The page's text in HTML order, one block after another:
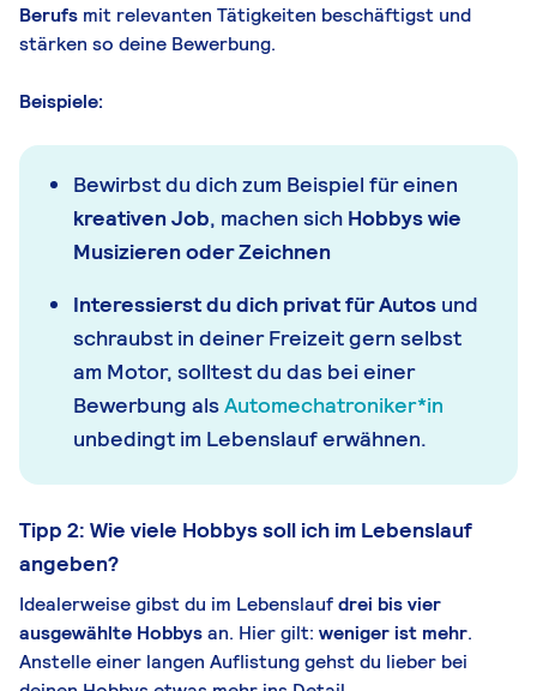
Berufs mit relevanten Tätigkeiten beschäftigst und
stärken so deine Bewerbung.
Beispiele:
Bewirbst du dich zum Beispiel für einen
kreativen Job, machen sich Hobbys wie
Musizieren oder Zeichnen
Interessierst du dich privat für Autosund
schraubst in deiner Freizeit gern selbst
am Motor, solltest du das bei einer
Bewerbung alsAutomechatroniker*in
unbedingt im Lebenslauf erwähnen.
Tipp 2: Wie viele Hobbys soll ich im Lebenslauf
angeben?
Idealerweise gibst du im Lebenslaufdrei bis vier
ausgewählte Hobbysan. Hier gilt: weniger ist mehr.
Anstelle einer langen Auflistung gehst du lieber bei